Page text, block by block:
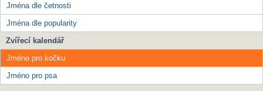
Jména dle četnosti
Jména dle popularity
Zvířecí kalendář
Jméno pro kočku
Jméno pro psa